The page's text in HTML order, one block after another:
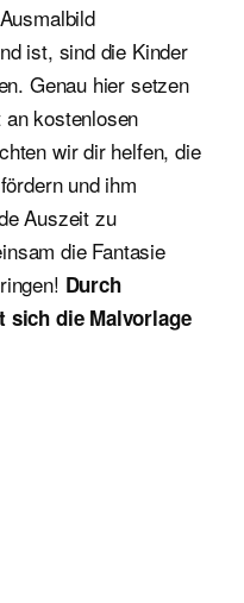
ist, sind die Kinder
Genau hier setzen
kostenlosen
wir dir helfen, die
und ihm
Auszeit zu
die Fantasie
Durch
sich die Malvorlage